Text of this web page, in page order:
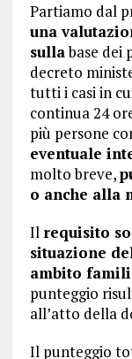
Partiamo dal
una
sullabase dei
decreto
tutti i casi in
continua 24
più persone
eventuale
molto breve,
o anche alla
Il requisito
situazione
ambito
punteggio
all’atto della
Il punteggio